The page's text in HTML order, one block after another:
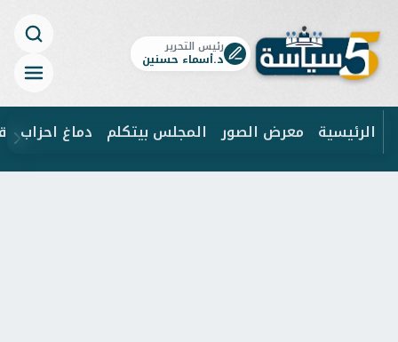
رئيس التحرير
د.أسماء حسنين
الرئيسية معرض الصور المجلس بيتكلم دماغ احزاب